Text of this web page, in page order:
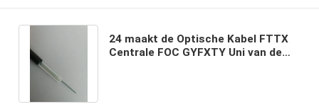
24 maakt de Optische Kabel FTTX
Centrale FOC GYFXTY Uni van de